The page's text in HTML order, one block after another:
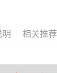
明 相关推荐